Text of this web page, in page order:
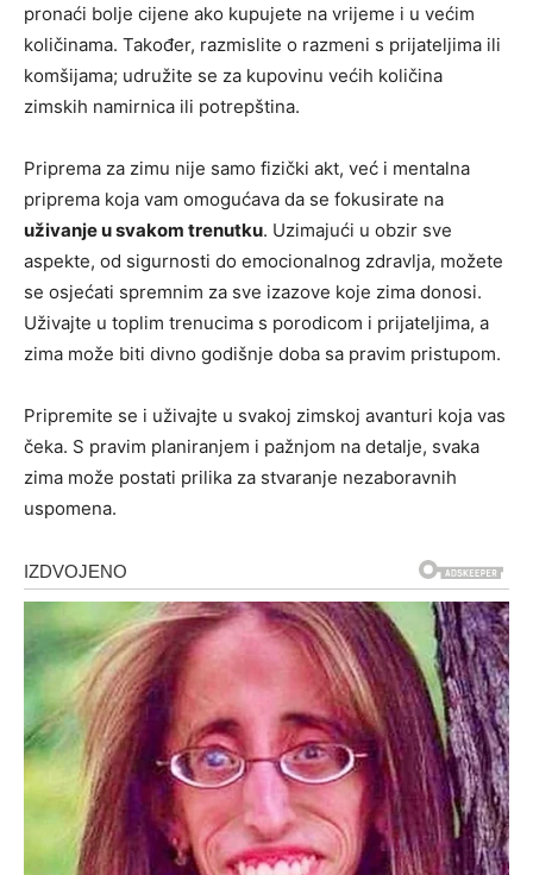
pronaći bolje cijene ako kupujete na vrijeme i u većim
količinama. Također, razmislite o razmeni s prijateljima ili
komšijama; udružite se za kupovinu većih količina
zimskih namirnica ili potrepština.
Priprema za zimu nije samo fizički akt, već i mentalna
priprema koja vam omogućava da se fokusirate na
uživanje u svakom trenutku. Uzimajući u obzir sve
aspekte, od sigurnosti do emocionalnog zdravlja, možete
se osjećati spremnim za sve izazove koje zima donosi.
Uživajte u toplim trenucima s porodicom i prijateljima, a
zima može biti divno godišnje doba sa pravim pristupom.
Pripremite se i uživajte u svakoj zimskoj avanturi koja vas
čeka. S pravim planiranjem i pažnjom na detalje, svaka
zima može postati prilika za stvaranje nezaboravnih
uspomena.